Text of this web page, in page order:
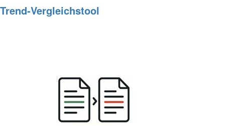
Trend‑Vergleichstool